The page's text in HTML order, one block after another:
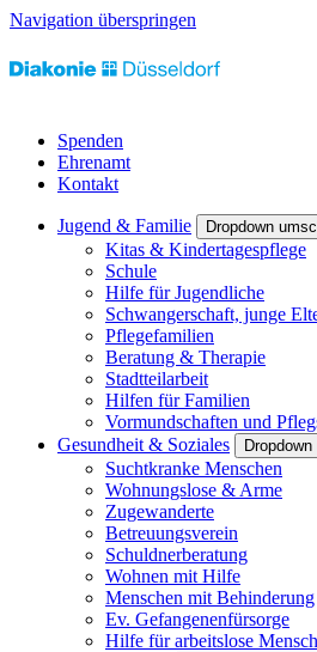
Navigation überspringen
Spenden
Ehrenamt
Kontakt
Jugend & Familie Dropdown
Kitas & Kindertagespflege
Schule
Hilfe für Jugendliche
Schwangerschaft, junge
Pflegefamilien
Beratung & Therapie
Stadtteilarbeit
Hilfen für Familien
Vormundschaften und
Gesundheit & Soziales
Suchtkranke Menschen
Wohnungslose & Arme
Zugewanderte
Betreuungsverein
Schuldnerberatung
Wohnen mit Hilfe
Menschen mit Behinderung
Ev. Gefangenenfürsorge
Hilfe für arbeitslose